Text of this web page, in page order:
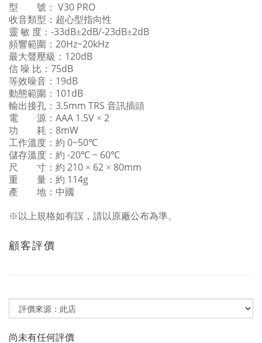
型 號： V30 PRO
收音類型：超心型指向性
靈 敏 度： -33dB±2dB/-23dB±2dB
頻響範圍： 20Hz~20kHz
最大聲壓級： 120dB
信 噪 比： 75dB
等效噪音： 19dB
動態範圍： 101dB
輸出接孔： 3.5mm TRS 音訊插頭
電 源： AAA 1.5V × 2
功 耗： 8mW
工作溫度：約 0~50℃
儲存溫度：約 -20℃ ~ 60℃
尺 寸：約 210 × 62 × 80mm
重 量：約 114g
產 地：中國
※以上規格如有誤，請以原廠公布為準。
顧客評價
尚未有任何評價